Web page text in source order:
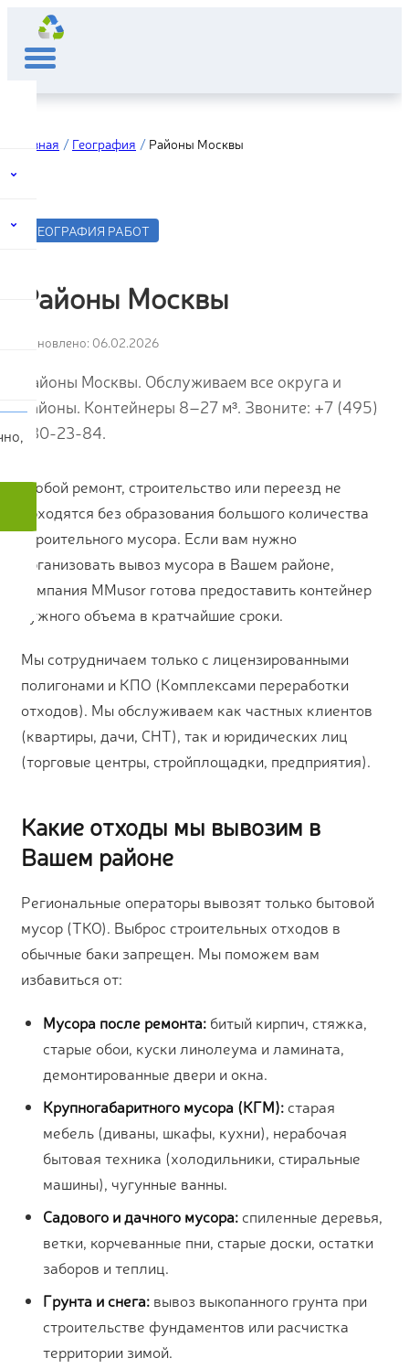
Главная География Районы Москвы
ГЕОГРАФИЯ РАБОТ
Районы Москвы
Обновлено: 06.02.2026
Районы Москвы. Обслуживаем все округа и
районы. Контейнеры 8–27 м³. Звоните: +7 (495)
230-23-84.
Любой ремонт, строительство или переезд не
обходятся без образования большого количества
строительного мусора. Если вам нужно
организовать вывоз мусора в Вашем районе,
компания MMusor готова предоставить контейнер
нужного объема в кратчайшие сроки.
Мы сотрудничаем только с лицензированными
полигонами и КПО (Комплексами переработки
отходов). Мы обслуживаем как частных клиентов
(квартиры, дачи, СНТ), так и юридических лиц
(торговые центры, стройплощадки, предприятия).
Какие отходы мы вывозим в
Вашем районе
Региональные операторы вывозят только бытовой
мусор (ТКО). Выброс строительных отходов в
обычные баки запрещен. Мы поможем вам
избавиться от:
Мусора после ремонта: битый кирпич, стяжка,
старые обои, куски линолеума и ламината,
демонтированные двери и окна.
Крупногабаритного мусора (КГМ): старая
мебель (диваны, шкафы, кухни), нерабочая
бытовая техника (холодильники, стиральные
машины), чугунные ванны.
Садового и дачного мусора: спиленные деревья,
ветки, корчеванные пни, старые доски, остатки
заборов и теплиц.
Грунта и снега: вывоз выкопанного грунта при
строительстве фундаментов или расчистка
территории зимой.